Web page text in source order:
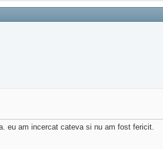
eu am incercat cateva si nu am fost fericit.